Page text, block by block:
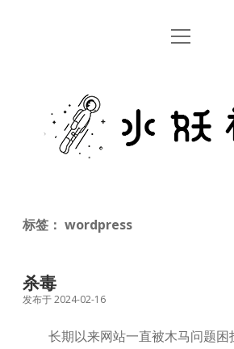
首页
关于
open
妖
视
标签： wordpress
杀毒
发布于 2024-02-16
长期以来网站一直被木马问题困